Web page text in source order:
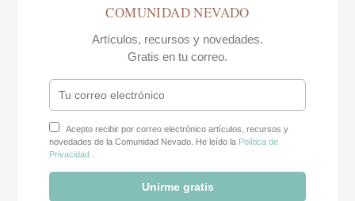
COMUNIDAD NEVADO
Artículos, recursos y novedades.
Gratis en tu correo.
Acepto recibir por correo electrónico artículos, recursos y
novedades de la Comunidad Nevado. He leído la Política de
Privacidad .
Unirme gratis